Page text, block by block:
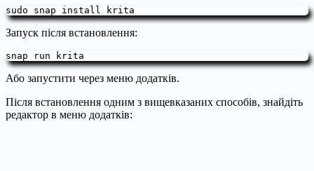
sudo snap install krita
Запуск після встановлення:
snap run krita
Або запустити через меню додатків.
Після встановлення одним з вищевказаних способів, знайдіть
редактор в меню додатків: